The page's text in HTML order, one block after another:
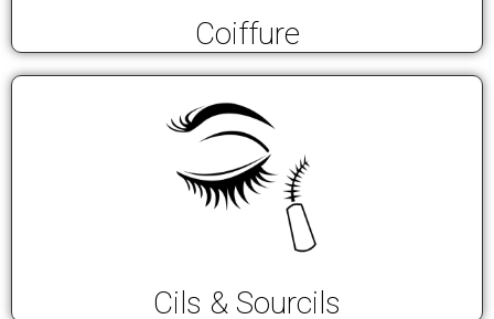
Coiffure
Cils & Sourcils